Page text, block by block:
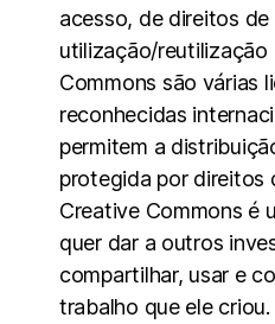
acesso, de direitos
utilização/reutilização
Commons são várias
reconhecidas
permitem a
protegida por direitos
Creative Commons é
quer dar a outros
compartilhar, usar e
trabalho que ele